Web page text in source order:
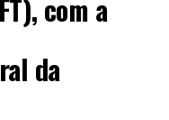
com a
da